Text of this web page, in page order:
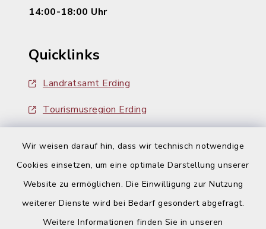
Wir weisen darauf hin, dass wir technisch notwendige
Cookies einsetzen, um eine optimale Darstellung unserer
Website zu ermöglichen. Die Einwilligung zur Nutzung
weiterer Dienste wird bei Bedarf gesondert abgefragt.
Weitere Informationen finden Sie in unseren
14:00-18:00 Uhr
Quicklinks
Landratsamt Erding
Tourismusregion Erding
Kontakt